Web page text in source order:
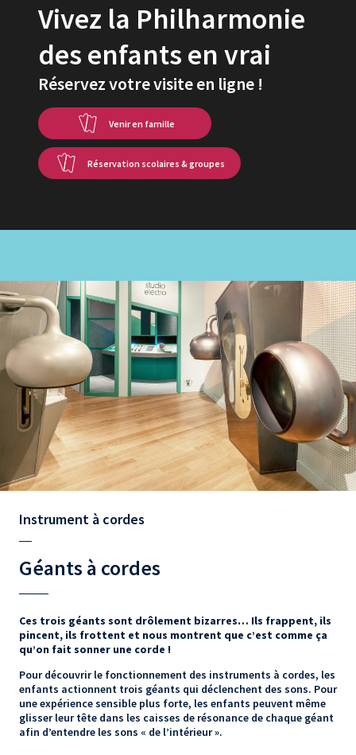
Vivez la Philharmonie
des enfants en vrai
Réservez votre visite en ligne !
Venir en famille
Réservation scolaires & groupes
Instrument à cordes
Géants à cordes
Ces trois géants sont drôlement bizarres… Ils frappent, ils
pincent, ils frottent et nous montrent que c’est comme ça
qu’on fait sonner une corde !
Pour découvrir le fonctionnement des instruments à cordes, les
enfants actionnent trois géants qui déclenchent des sons. Pour
une expérience sensible plus forte, les enfants peuvent même
glisser leur tête dans les caisses de résonance de chaque géant
afin d’entendre les sons « de l’intérieur ».